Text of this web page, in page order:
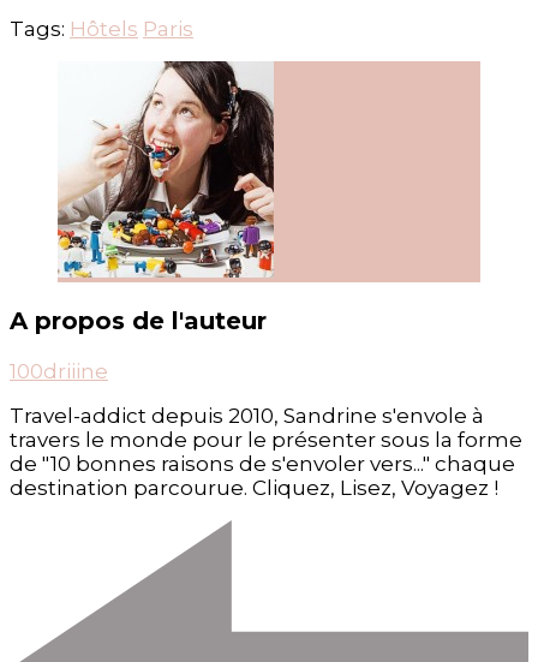
Tags: Hôtels Paris
A propos de l'auteur
100driiine
Travel-addict depuis 2010, Sandrine s'envole à
travers le monde pour le présenter sous la forme
de "10 bonnes raisons de s'envoler vers..." chaque
destination parcourue. Cliquez, Lisez, Voyagez !
Navigation